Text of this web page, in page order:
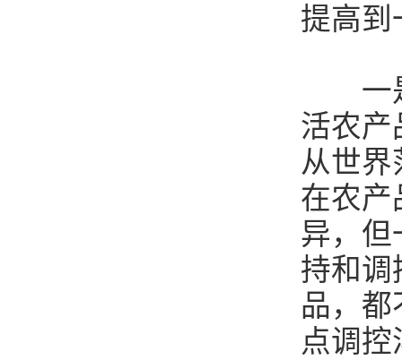
提高到
一是
活农产
从世界
在农产
异，但
持和调
品，都
点调